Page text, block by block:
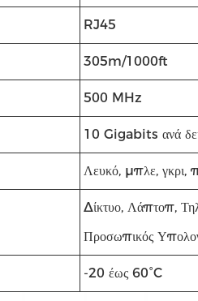
RJ45
305m/1000ft
500 MHz
10 Gigabits ανά
Λευκό, μπλε, γκρι,
Δίκτυο, Λάπτοπ,
Προσωπικός
-20 έως 60°C